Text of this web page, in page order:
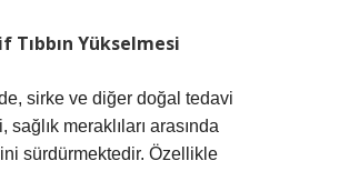
Yükselmesi
sirke ve diğer doğal tedavi
sağlık meraklıları arasında
sürdürmektedir. Özellikle